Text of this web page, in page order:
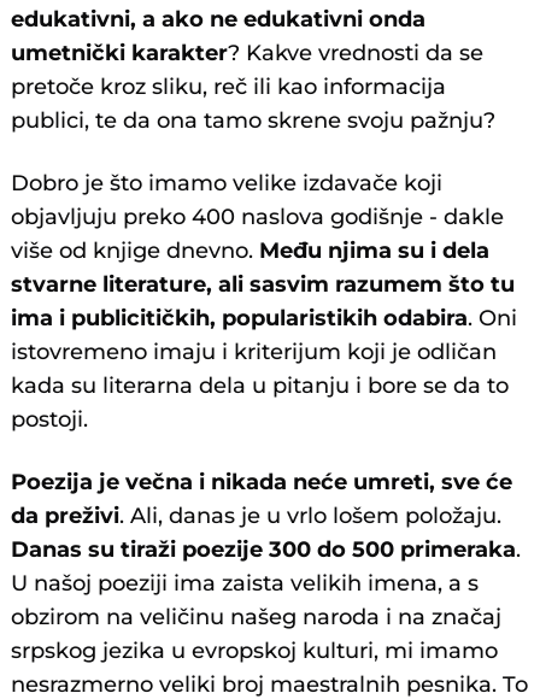
edukativni, a ako ne edukativni onda
umetnički karakter? Kakve vrednosti da se
pretoče kroz sliku, reč ili kao informacija
publici, te da ona tamo skrene svoju pažnju?
Dobro je što imamo velike izdavače koji
objavljuju preko 400 naslova godišnje - dakle
više od knjige dnevno. Među njima su i dela
stvarne literature, ali sasvim razumem što tu
ima i publicitičkih, popularistikih odabira. Oni
istovremeno imaju i kriterijum koji je odličan
kada su literarna dela u pitanju i bore se da to
postoji.
Poezija je večna i nikada neće umreti, sve će
da preživi. Ali, danas je u vrlo lošem položaju.
Danas su tiraži poezije 300 do 500 primeraka.
U našoj poeziji ima zaista velikih imena, a s
obzirom na veličinu našeg naroda i na značaj
srpskog jezika u evropskoj kulturi, mi imamo
nesrazmerno veliki broj maestralnih pesnika. To